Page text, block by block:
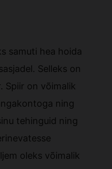
samuti hea hoida
Selleks on
Spiir on võimalik
ning
tehinguid ning
oleks võimalik